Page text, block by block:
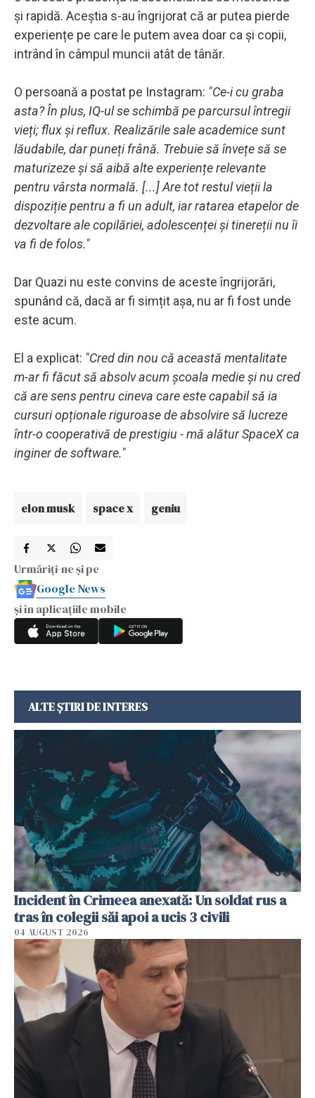
și rapidă. Aceștia s-au îngrijorat că ar putea pierde
experiențe pe care le putem avea doar ca și copii,
intrând în câmpul muncii atât de tânăr.
O persoană a postat pe Instagram: "Ce-i cu graba
asta? În plus, IQ-ul se schimbă pe parcursul întregii
vieți; flux și reflux. Realizările sale academice sunt
lăudabile, dar puneți frână. Trebuie să învețe să se
maturizeze și să aibă alte experiențe relevante
pentru vârsta normală. [...] Are tot restul vieții la
dispoziție pentru a fi un adult, iar ratarea etapelor de
dezvoltare ale copilăriei, adolescenței și tinereții nu îi
va fi de folos."
Dar Quazi nu este convins de aceste îngrijorări,
spunând că, dacă ar fi simțit așa, nu ar fi fost unde
este acum.
El a explicat: "Cred din nou că această mentalitate
m-ar fi făcut să absolv acum școala medie și nu cred
că are sens pentru cineva care este capabil să ia
cursuri opționale riguroase de absolvire să lucreze
într-o cooperativă de prestigiu - mă alătur SpaceX ca
inginer de software."
elon musk space x geniu
Urmăriți-ne și pe
Google News
și în aplicațiile mobile
ALTE ȘTIRI DE INTERES
Incident în Crimeea anexată: Un soldat rus a
tras în colegii săi apoi a ucis 3 civili
04 AUGUST 2026